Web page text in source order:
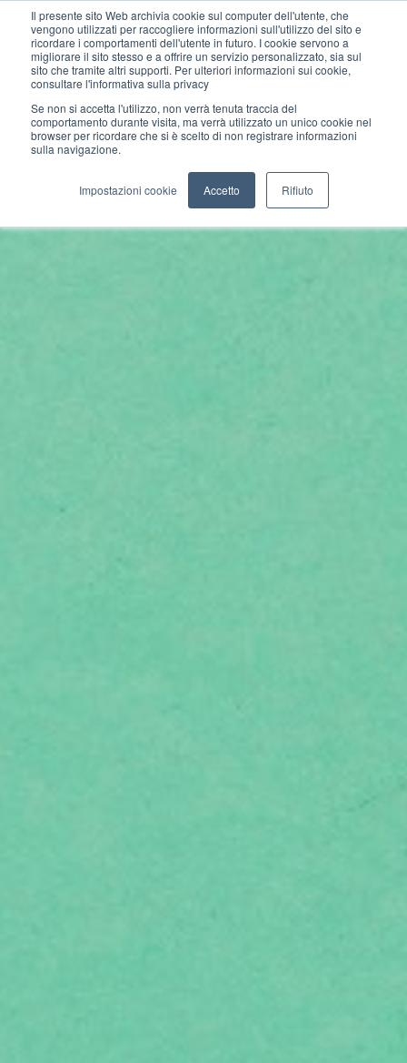
Il presente sito Web archivia cookie sul computer dell'utente, che
vengono utilizzati per raccogliere informazioni sull'utilizzo del sito e
ricordare i comportamenti dell'utente in futuro. I cookie servono a
migliorare il sito stesso e a offrire un servizio personalizzato, sia sul
sito che tramite altri supporti. Per ulteriori informazioni sui cookie,
consultare l'informativa sulla privacy
Se non si accetta l'utilizzo, non verrà tenuta traccia del
comportamento durante visita, ma verrà utilizzato un unico cookie nel
browser per ricordare che si è scelto di non registrare informazioni
sulla navigazione.
Impostazioni cookie Accetto Rifiuto